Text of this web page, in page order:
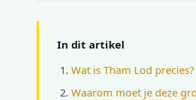
In dit artikel
Wat is Tham Lod precies?
Waarom moet je deze